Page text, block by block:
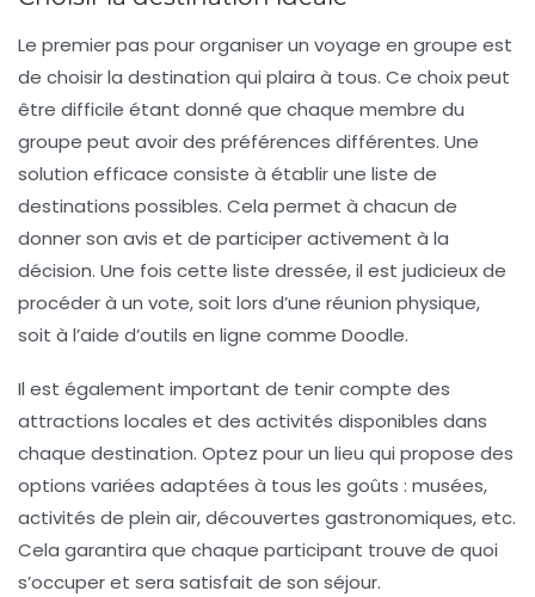
Le premier pas pour organiser un voyage en groupe est
de choisir la destination qui plaira à tous. Ce choix peut
être difficile étant donné que chaque membre du
groupe peut avoir des préférences différentes. Une
solution efficace consiste à établir une liste de
destinations possibles. Cela permet à chacun de
donner son avis et de participer activement à la
décision. Une fois cette liste dressée, il est judicieux de
procéder à un vote, soit lors d’une réunion physique,
soit à l’aide d’outils en ligne comme Doodle.
Il est également important de tenir compte des
attractions locales et des activités disponibles dans
chaque destination. Optez pour un lieu qui propose des
options variées adaptées à tous les goûts : musées,
activités de plein air, découvertes gastronomiques, etc.
Cela garantira que chaque participant trouve de quoi
s’occuper et sera satisfait de son séjour.